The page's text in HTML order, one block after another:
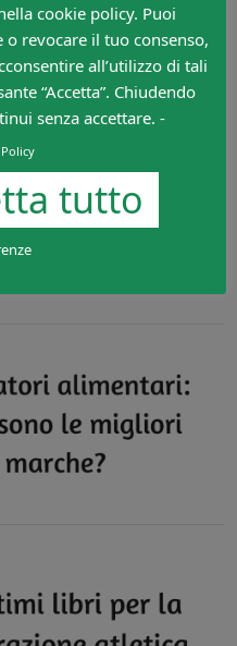
cookie policy. Puoi
revocare il tuo consenso,
all’utilizzo di tali
“Accetta”. Chiudendo
senza accettare. -
tutto